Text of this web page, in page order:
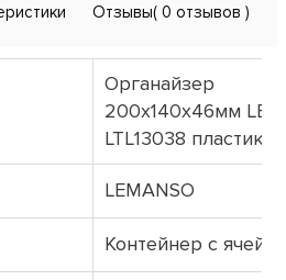
Отзывы( 0 отзывов )
Органайзер
200х140х46мм
LTL13038 пластик
LEMANSO
Контейнер с